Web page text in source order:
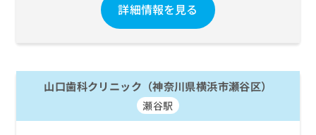
詳細情報を見る
山口歯科クリニック（神奈川県横浜市瀬谷区）
瀬谷駅